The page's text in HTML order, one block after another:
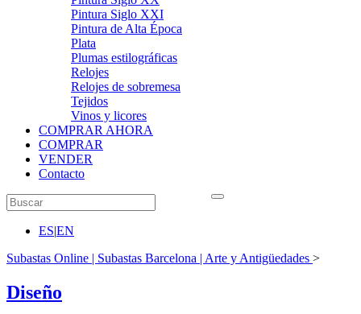
Pintura Siglo XXI
Pintura de Alta Época
Plata
Plumas estilográficas
Relojes
Relojes de sobremesa
Tejidos
Vinos y licores
COMPRAR AHORA
COMPRAR
VENDER
Contacto
ES|EN
Subastas Online | Subastas Barcelona | Arte y Antigüedades >
Diseño